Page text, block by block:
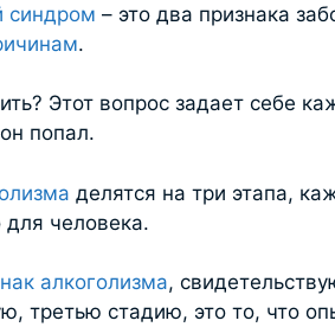
синдром – это два признака
.
Этот вопрос задает себе
попал.
делятся на три этапа,
человека.
алкоголизма,
третью стадию, это то, что